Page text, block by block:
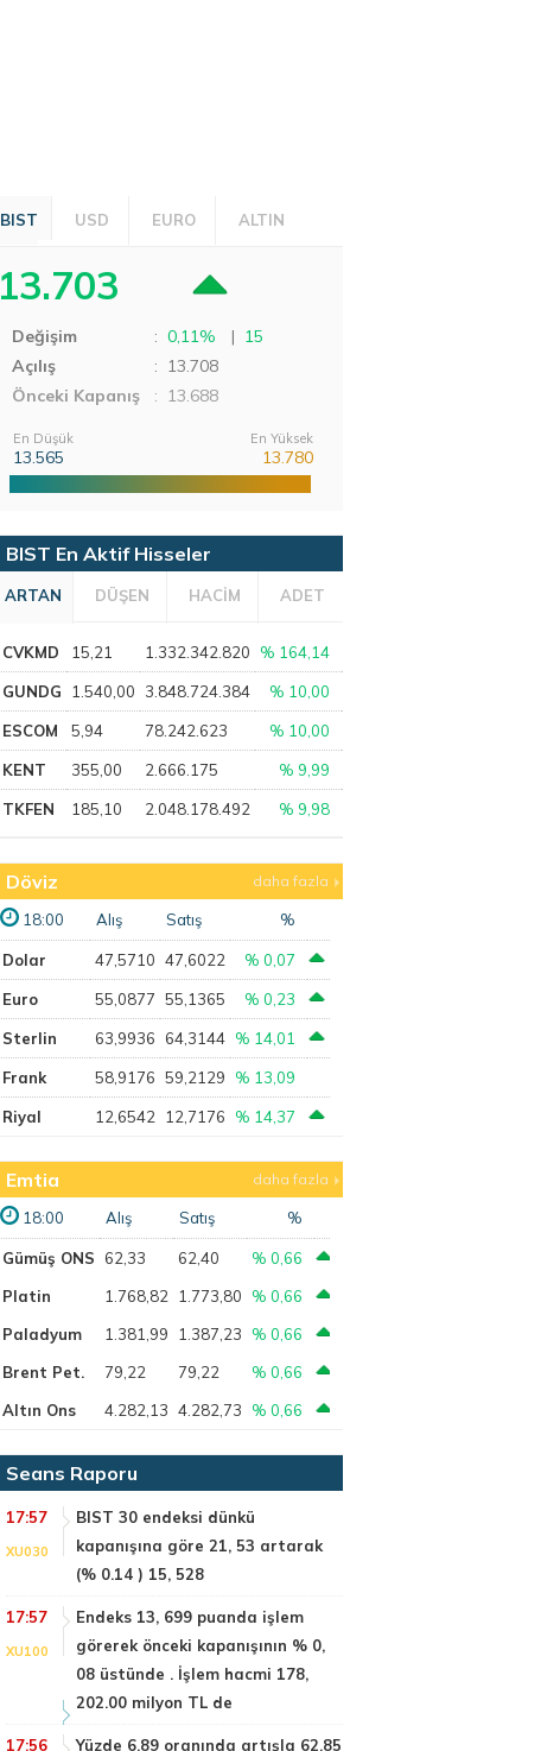
BIST USD EURO ALTIN
13.703
Değişim : 0,11% | 15
Açılış
: 13.708
Önceki Kapanış
: 13.688
En Düşük
13.565
En Yüksek
13.780
BIST En Aktif Hisseler
ARTAN DÜŞEN HACİM ADET
CVKMD 15,21 1.332.342.820 % 164,14
GUNDG 1.540,00 3.848.724.384 % 10,00
ESCOM 5,94 78.242.623 % 10,00
KENT 355,00 2.666.175 % 9,99
TKFEN 185,10 2.048.178.492 % 9,98
Döviz daha fazla
18:00 Alış Satış %
Dolar 47,5710 47,6022 % 0,07
Euro 55,0877 55,1365 % 0,23
Sterlin 63,9936 64,3144 % 14,01
Frank 58,9176 59,2129 % 13,09
Riyal 12,6542 12,7176 % 14,37
Emtia daha fazla
18:00 Alış Satış %
Gümüş ONS 62,33 62,40
% 0,66
Platin
1.768,82 1.773,80
% 0,66
Paladyum
1.381,99 1.387,23
% 0,66
Brent Pet.
79,22 79,22
% 0,66
Altın Ons
4.282,13 4.282,73 % 0,66
Seans Raporu
17:57
XU030
BIST 30 endeksi dünkü
kapanışına göre 21, 53 artarak
(% 0.14 ) 15, 528
17:57
XU100
Endeks 13, 699 puanda işlem
görerek önceki kapanışının % 0,
08 üstünde . İşlem hacmi 178,
202.00 milyon TL de
17:56
Yüzde 6.89 oranında artışla 62.85